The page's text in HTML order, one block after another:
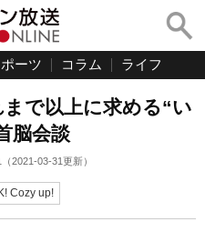
ーツ コラム ライフ
で以上に求める“い
脳会談
（2021-03-31更新）
Cozy up!